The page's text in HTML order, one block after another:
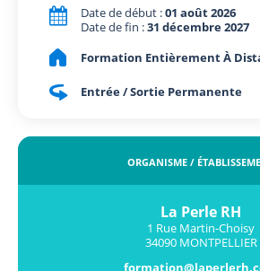
Date de début :01 août 2026
Date de fin :31 décembre 2027
Formation Entièrement À
Entrée / Sortie Permanente
ORGANISME /
La Perle RH
1 Rue Martin-Choisy
34090 MONTPELLIER